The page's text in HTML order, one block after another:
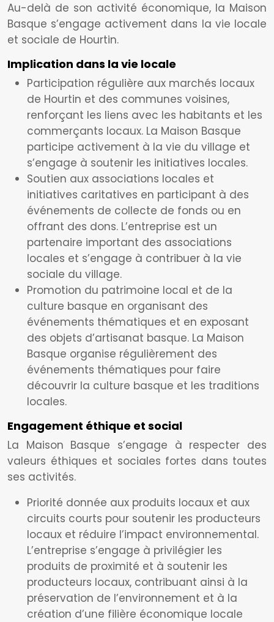
Au-delà de son activité économique, la Maison
Basque s’engage activement dans la vie locale
et sociale de Hourtin.
Implication dans la vie locale
Participation régulière aux marchés locaux
de Hourtin et des communes voisines,
renforçant les liens avec les habitants et les
commerçants locaux. La Maison Basque
participe activement à la vie du village et
s’engage à soutenir les initiatives locales.
Soutien aux associations locales et
initiatives caritatives en participant à des
événements de collecte de fonds ou en
offrant des dons. L’entreprise est un
partenaire important des associations
locales et s’engage à contribuer à la vie
sociale du village.
Promotion du patrimoine local et de la
culture basque en organisant des
événements thématiques et en exposant
des objets d’artisanat basque. La Maison
Basque organise régulièrement des
événements thématiques pour faire
découvrir la culture basque et les traditions
locales.
Engagement éthique et social
La Maison Basque s’engage à respecter des
valeurs éthiques et sociales fortes dans toutes
ses activités.
Priorité donnée aux produits locaux et aux
circuits courts pour soutenir les producteurs
locaux et réduire l’impact environnemental.
L’entreprise s’engage à privilégier les
produits de proximité et à soutenir les
producteurs locaux, contribuant ainsi à la
préservation de l’environnement et à la
création d’une filière économique locale